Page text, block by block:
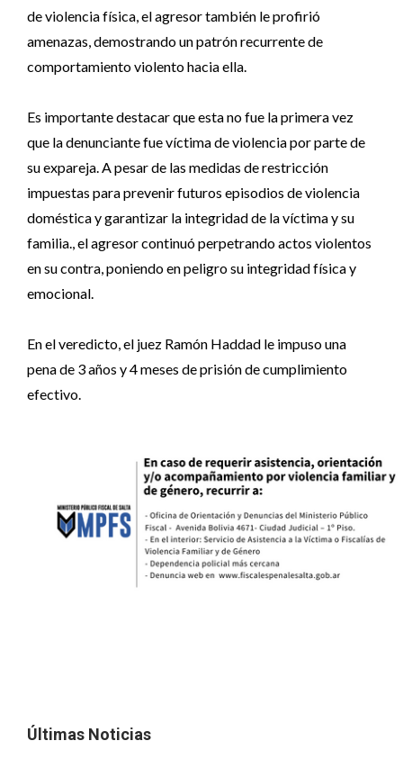
de violencia física, el agresor también le profirió
amenazas, demostrando un patrón recurrente de
comportamiento violento hacia ella.
Es importante destacar que esta no fue la primera vez
que la denunciante fue víctima de violencia por parte de
su expareja. A pesar de las medidas de restricción
impuestas para prevenir futuros episodios de violencia
doméstica y garantizar la integridad de la víctima y su
familia., el agresor continuó perpetrando actos violentos
en su contra, poniendo en peligro su integridad física y
emocional.
En el veredicto, el juez Ramón Haddad le impuso una
pena de 3 años y 4 meses de prisión de cumplimiento
efectivo.
Últimas Noticias